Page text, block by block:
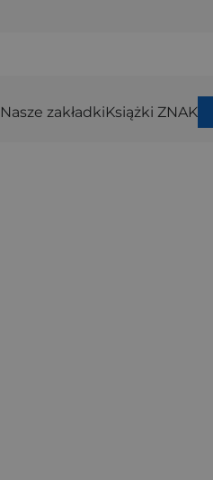
Nasze zakładkiKsiążki ZNAK